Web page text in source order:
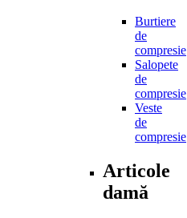
Burtiere
de
compresie
Salopete
de
compresie
Veste
de
compresie
Articole
damă